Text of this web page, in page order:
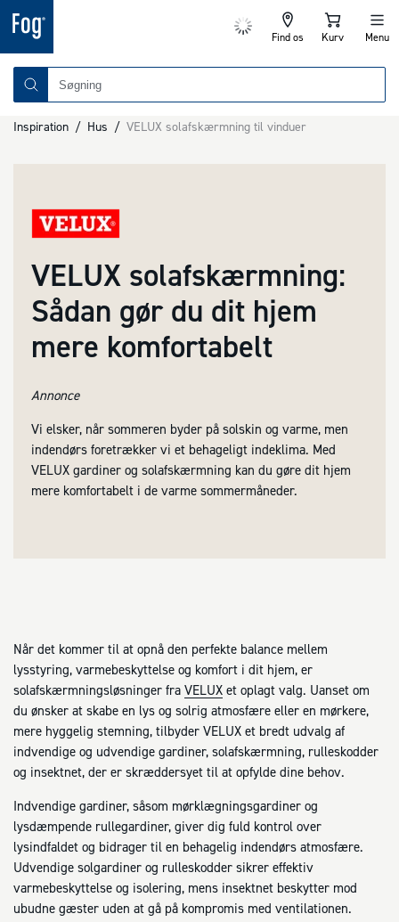
Find os Kurv Menu
Inspiration / Hus / VELUX solafskærmning til vinduer
VELUX solafskærmning:
Sådan gør du dit hjem
mere komfortabelt
Annonce
Vi elsker, når sommeren byder på solskin og varme, men
indendørs foretrækker vi et behageligt indeklima. Med
VELUX gardiner og solafskærmning kan du gøre dit hjem
mere komfortabelt i de varme sommermåneder.
Når det kommer til at opnå den perfekte balance mellem
lysstyring, varmebeskyttelse og komfort i dit hjem, er
solafskærmningsløsninger fra VELUX et oplagt valg. Uanset om
du ønsker at skabe en lys og solrig atmosfære eller en mørkere,
mere hyggelig stemning, tilbyder VELUX et bredt udvalg af
indvendige og udvendige gardiner, solafskærmning, rulleskodder
og insektnet, der er skræddersyet til at opfylde dine behov.
Indvendige gardiner, såsom mørklægningsgardiner og
lysdæmpende rullegardiner, giver dig fuld kontrol over
lysindfaldet og bidrager til en behagelig indendørs atmosfære.
Udvendige solgardiner og rulleskodder sikrer effektiv
varmebeskyttelse og isolering, mens insektnet beskytter mod
ubudne gæster uden at gå på kompromis med ventilationen.